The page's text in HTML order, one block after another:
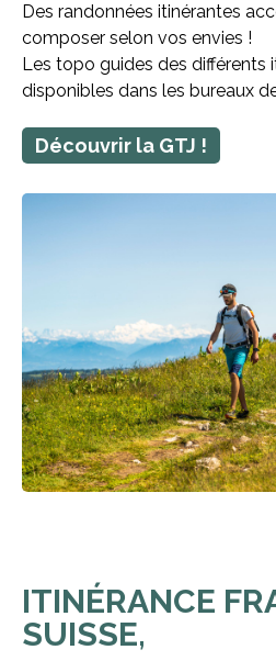
Des randonnées itinérantes
composer selon vos envies !
Les topo guides des différents
disponibles dans les bureaux
Découvrir la GTJ !
ITINÉRANCE
SUISSE,